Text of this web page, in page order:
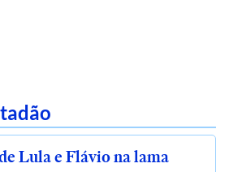
Lula e Flávio na lama